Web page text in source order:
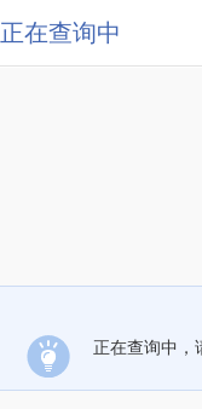
正在查询中
正在查询中，